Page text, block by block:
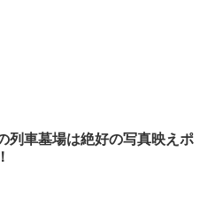
列車墓場は絶好の写真映えポ